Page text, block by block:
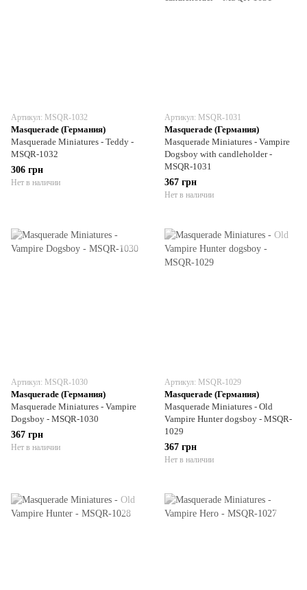
Артикул: MSQR-1032
Masquerade (Германия)
Masquerade Miniatures - Teddy -
MSQR-1032
306 грн
Нет в наличии
Артикул: MSQR-1031
Masquerade (Германия)
Masquerade Miniatures - Vampire
Dogsboy with candleholder -
MSQR-1031
367 грн
Нет в наличии
Артикул: MSQR-1030
Masquerade (Германия)
Masquerade Miniatures - Vampire
Dogsboy - MSQR-1030
367 грн
Нет в наличии
Артикул: MSQR-1029
Masquerade (Германия)
Masquerade Miniatures - Old
Vampire Hunter dogsboy - MSQR-
1029
367 грн
Нет в наличии